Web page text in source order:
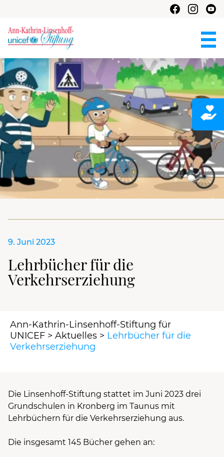
9. Juni 2023
Lehrbücher für die
Verkehrserziehung
Ann-Kathrin-Linsenhoff-Stiftung für
UNICEF > Aktuelles > Lehrbücher für die
Verkehrserziehung
Die Linsenhoff-Stiftung stattet im Juni 2023 drei
Grundschulen in Kronberg im Taunus mit
Lehrbüchern für die Verkehrserziehung aus.
Die insgesamt 145 Bücher gehen an: